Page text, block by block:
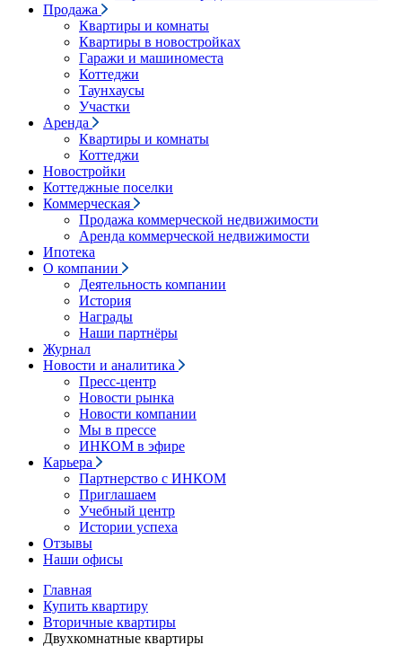
Продажа
Квартиры и комнаты
Квартиры в новостройках
Гаражи и машиноместа
Коттеджи
Таунхаусы
Участки
Аренда
Квартиры и комнаты
Коттеджи
Новостройки
Коттеджные поселки
Коммерческая
Продажа коммерческой недвижимости
Аренда коммерческой недвижимости
Ипотека
О компании
Деятельность компании
История
Награды
Наши партнёры
Журнал
Новости и аналитика
Пресс-центр
Новости рынка
Новости компании
Мы в прессе
ИНКОМ в эфире
Карьера
Партнерство с ИНКОМ
Приглашаем
Учебный центр
Истории успеха
Отзывы
Наши офисы
Главная
Купить квартиру
Вторичные квартиры
Двухкомнатные квартиры